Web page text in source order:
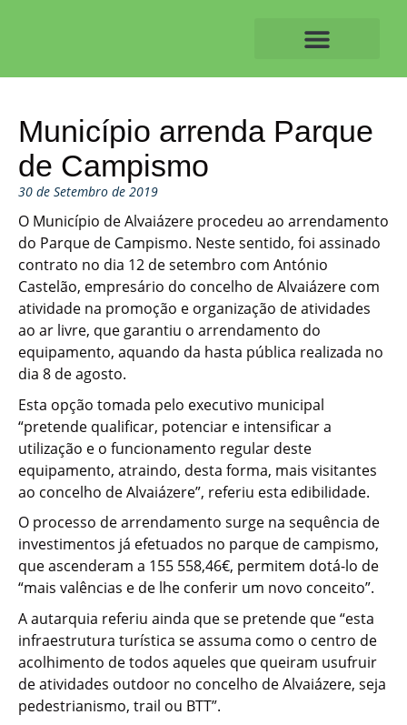
Município arrenda Parque
de Campismo
30 de Setembro de 2019
O Município de Alvaiázere procedeu ao arrendamento
do Parque de Campismo. Neste sentido, foi assinado
contrato no dia 12 de setembro com António
Castelão, empresário do concelho de Alvaiázere com
atividade na promoção e organização de atividades
ao ar livre, que garantiu o arrendamento do
equipamento, aquando da hasta pública realizada no
dia 8 de agosto.
Esta opção tomada pelo executivo municipal
“pretende qualificar, potenciar e intensificar a
utilização e o funcionamento regular deste
equipamento, atraindo, desta forma, mais visitantes
ao concelho de Alvaiázere”, referiu esta edibilidade.
O processo de arrendamento surge na sequência de
investimentos já efetuados no parque de campismo,
que ascenderam a 155 558,46€, permitem dotá-lo de
“mais valências e de lhe conferir um novo conceito”.
A autarquia referiu ainda que se pretende que “esta
infraestrutura turística se assuma como o centro de
acolhimento de todos aqueles que queiram usufruir
de atividades outdoor no concelho de Alvaiázere, seja
pedestrianismo, trail ou BTT”.